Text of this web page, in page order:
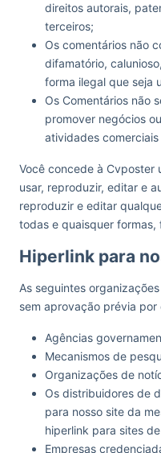
direitos autorais,
terceiros;
Os comentários não
difamatório,
forma ilegal que seja
Os Comentários não
promover negócios
atividades
Você concede à Cvposter
usar, reproduzir, editar e
reproduzir e editar
todas e quaisquer formas,
Hiperlink para
As seguintes
sem aprovação prévia por
Agências
Mecanismos de
Organizações de
Os distribuidores de
para nosso site da
hiperlink para sites
Empresas